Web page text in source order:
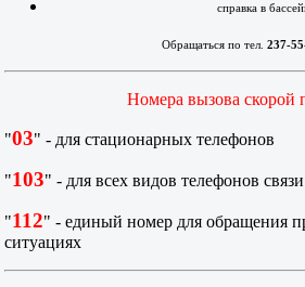
справка в
Обращаться по тел. 237-
Номера вызова скорой
"03" - для стационарных телефонов
"103" - для всех видов телефонов связи
"112" - единый номер для обращения
ситуациях